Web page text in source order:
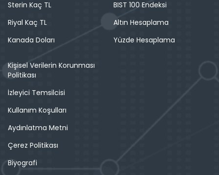
Sterin Kaç TL
Riyal Kaç TL
Kanada Doları
BIST 100 Endeksi
Altın Hesaplama
Yüzde Hesaplama
Kişisel Verilerin Korunması
Politikası
İzleyici Temsilcisi
Kullanım Koşulları
Aydınlatma Metni
Çerez Politikası
Biyografi